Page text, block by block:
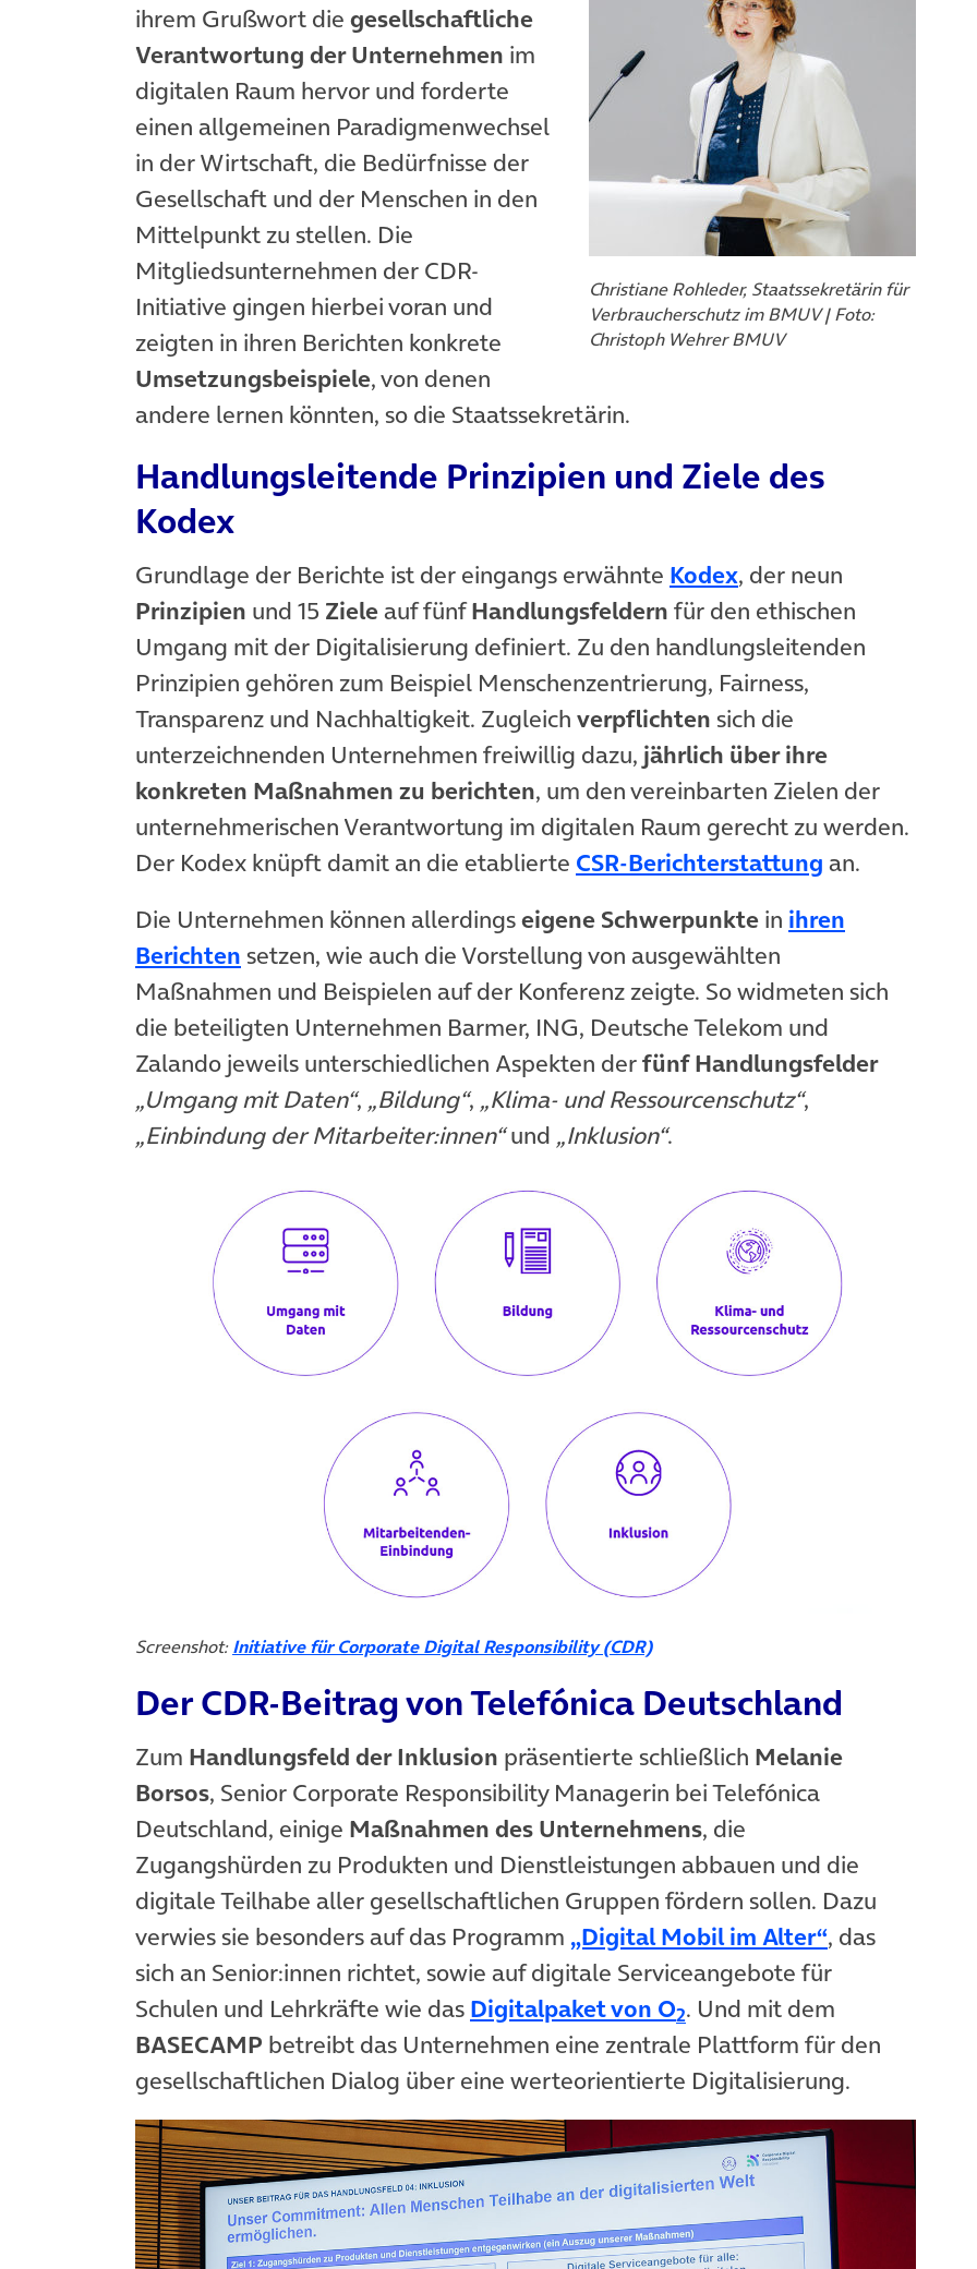
Christiane Rohleder, Staatssekretärin für
Verbraucherschutz im BMUV | Foto:
Christoph Wehrer BMUV
ihrem Grußwort die gesellschaftliche
Verantwortung der Unternehmen im
digitalen Raum hervor und forderte
einen allgemeinen Paradigmenwechsel
in der Wirtschaft, die Bedürfnisse der
Gesellschaft und der Menschen in den
Mittelpunkt zu stellen. Die
Mitgliedsunternehmen der CDR-
Initiative gingen hierbei voran und
zeigten in ihren Berichten konkrete
Umsetzungsbeispiele, von denen
andere lernen könnten, so die Staatssekretärin.
Handlungsleitende Prinzipien und Ziele des
Kodex
Grundlage der Berichte ist der eingangs erwähnte Kodex(öffnet in neuem Tab)
, der neun
Prinzipien und 15 Zieleauf fünfHandlungsfeldern für den ethischen
Umgang mit der Digitalisierung definiert. Zu den handlungsleitenden
Prinzipien gehören zum Beispiel Menschenzentrierung, Fairness,
Transparenz und Nachhaltigkeit. Zugleich verpflichten sich die
unterzeichnenden Unternehmen freiwillig dazu, jährlich über ihre
konkreten Maßnahmen zu berichten, um den vereinbarten Zielen der
unternehmerischen Verantwortung im digitalen Raum gerecht zu werden.
Der Kodex knüpft damit an die etablierte CSR-Berichterstattung (öffnet in
an.
Die Unternehmen können allerdingseigene Schwerpunkte in ihren
Berichten (öffnet in neuem Tab)
setzen, wie auch die Vorstellung von ausgewählten
Maßnahmen und Beispielen auf der Konferenz zeigte. So widmeten sich
die beteiligten Unternehmen Barmer, ING, Deutsche Telekom und
Zalando jeweils unterschiedlichen Aspekten derfünf Handlungsfelder
„Umgang mit Daten“, „Bildung“, „Klima- und Ressourcenschutz“,
„Einbindung der Mitarbeiter:innen“und „Inklusion“.
Screenshot:Initiative für Corporate Digital Responsibility (CDR)
Der CDR-Beitrag von Telefónica Deutschland
Zum Handlungsfeld der Inklusion präsentierte schließlich Melanie
Borsos, Senior Corporate Responsibility Managerin bei Telefónica
Deutschland, einige Maßnahmen des Unternehmens, die
Zugangshürden zu Produkten und Dienstleistungen abbauen und die
digitale Teilhabe aller gesellschaftlichen Gruppen fördern sollen. Dazu
verwies sie besonders auf das Programm „Digital Mobil im Alter“(öffnet in
, das
sich an Senior:innen richtet, sowie auf digitale Serviceangebote für
Schulen und Lehrkräfte wie das Digitalpaket von O2(öffnet in neuem Tab)
. Und mit dem
BASECAMP betreibt das Unternehmen eine zentrale Plattform für den
gesellschaftlichen Dialog über eine werteorientierte Digitalisierung.